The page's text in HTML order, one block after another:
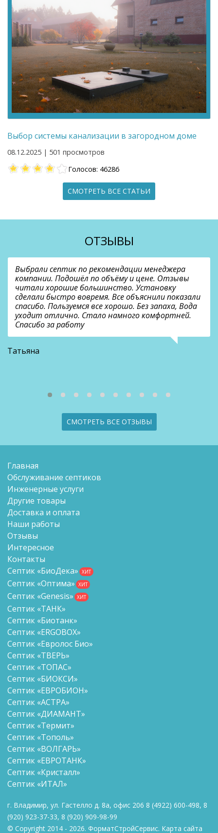
Выбор системы канализации в загородном доме
08.12.2025 | 501 просмотров
Голосов: 46286
СМОТРЕТЬ ВСЕ СТАТЬИ
ОТЗЫВЫ
Выбрали септик по рекомендации менеджера
компании. Подошёл по объёму и цене. Отзывы
читали хорошие большинство. Установку
сделали быстро вовремя. Все объяснили показали
спасибо. Пользуемся все хорошо. Без запаха, Вода
уходит отлично. Стало намного комфортней.
Спасибо за работу
Татьяна
СМОТРЕТЬ ВСЕ ОТЗЫВЫ
Главная
Обслуживание септиков
Инженерные услуги
Другие товары
Доставка и оплата
Наши работы
Отзывы
Интересное
Контакты
Септик «БиоДека» ХИТ
Септик «Оптима» ХИТ
Септик «Genesis» ХИТ
Септик «ТАНК»
Септик «Биотанк»
Септик «ERGOBOX»
Септик «Евролос Био»
Септик «ТВЕРЬ»
Септик «ТОПАС»
Септик «БИОКСИ»
Септик «ЕВРОБИОН»
Септик «АСТРА»
Септик «ДИАМАНТ»
Септик «Термит»
Септик «Тополь»
Септик «ВОЛГАРЬ»
Септик «ЕВРОТАНК»
Септик «Кристалл»
Септик «ИТАЛ»
г. Владимир, ул. Гастелло д. 8а, офис 206 8 (4922) 600-498, 8
(920) 923-37-33, 8 (920) 909-98-99
© Copyright 2014 - 2026. ФорматСтройСервис. Карта сайта